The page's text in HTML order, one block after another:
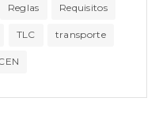
Reglas Requisitos
TLC transporte